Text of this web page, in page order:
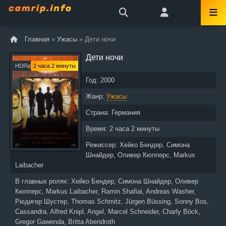
Главная » Ужасы » Дети ночи
HDRip 2 часа 2 минуты
Дети ночи
Год: 2000
Жанр: Ужасы
Страна: Германия
Время: 2 часа 2 минуты
Режиссер: Хейко Бендер, Симона
Шнайдер, Оливер Кюпперс, Markus
Laibacher
В главных ролях: Хейко Бендер, Симона Шнайдер, Оливер
Кюпперс, Markus Laibacher, Ramin Shafiai, Andreas Washer,
Рюдигер Шустер, Thomas Schmitz, Jürgen Büssing, Sonny Bos,
Cassandra, Alfred Knipl, Angel, Marcel Schneider, Charly Böck,
Gregor Gawenda, Britta Abendroth